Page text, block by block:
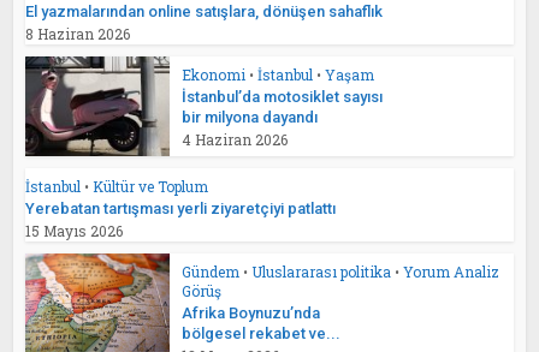
El yazmalarından online satışlara, dönüşen sahaflık
8 Haziran 2026
Ekonomi • İstanbul • Yaşam
İstanbul’da motosiklet sayısı
bir milyona dayandı
4 Haziran 2026
İstanbul • Kültür ve Toplum
Yerebatan tartışması yerli ziyaretçiyi patlattı
15 Mayıs 2026
Gündem • Uluslararası politika • Yorum Analiz
Görüş
Afrika Boynuzu’nda
bölgesel rekabet ve...